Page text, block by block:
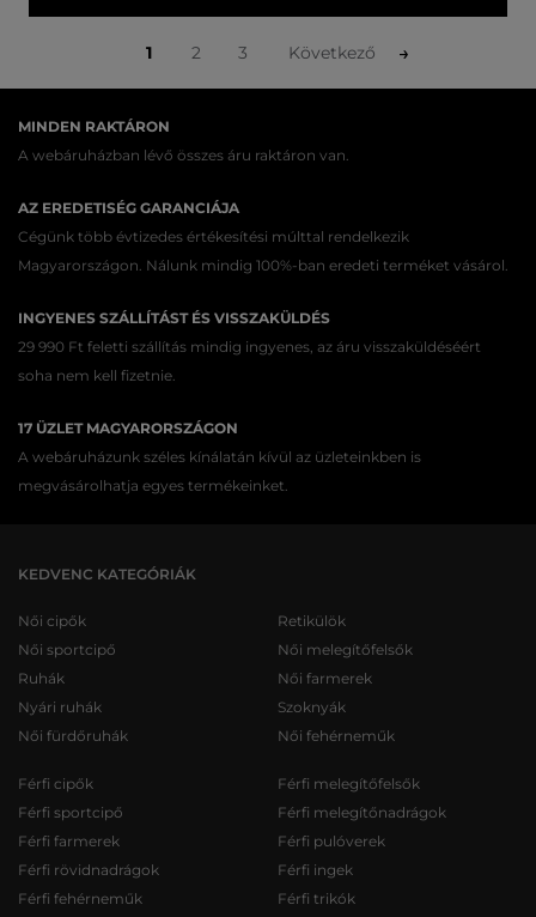
1 2 3 Következő
MINDEN RAKTÁRON
A webáruházban lévő összes áru raktáron van.
AZ EREDETISÉG GARANCIÁJA
Cégünk több évtizedes értékesítési múlttal rendelkezik
Magyarországon. Nálunk mindig 100%-ban eredeti terméket vásárol.
INGYENES SZÁLLÍTÁST ÉS VISSZAKÜLDÉS
29 990 Ft feletti szállítás mindig ingyenes, az áru visszaküldéséért
soha nem kell fizetnie.
17 ÜZLET MAGYARORSZÁGON
A webáruházunk széles kínálatán kívül az üzleteinkben is
megvásárolhatja egyes termékeinket.
KEDVENC KATEGÓRIÁK
Női cipők
Női sportcipő
Ruhák
Nyári ruhák
Női fürdőruhák
Retikülök
Női melegítőfelsők
Női farmerek
Szoknyák
Női fehérneműk
Férfi cipők
Férfi sportcipő
Férfi farmerek
Férfi rövidnadrágok
Férfi fehérneműk
Férfi melegítőfelsők
Férfi melegítőnadrágok
Férfi pulóverek
Férfi ingek
Férfi trikók